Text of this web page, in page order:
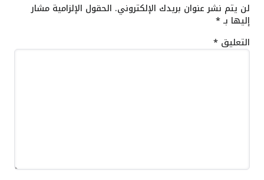
لن يتم نشر عنوان بريدك الإلكتروني. الحقول الإلزامية مشار
إليها بـ*
التعليق *